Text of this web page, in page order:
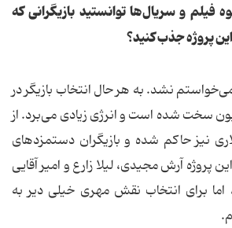
فیلم و سریال‌ها توانستید بازیگرانی که
پروژه جذب کنید؟
نشد. به هر حال انتخاب بازیگر در
سخت شده است و انرژی زیادی می‌برد. از
نیز حاکم شده و بازیگران دستمزدهای
پروژه آرش مجیدی، لیلا زارع و امیر آقایی
اما برای انتخاب نقش مهری خیلی دیر به